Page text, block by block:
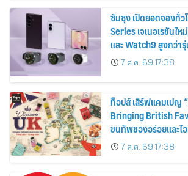
ซัมซุง เปิดยอดจองทั่ว
Series เจเนอเรชันใ
และ Watch9 สูงกว่า
30%7 ส.ค. 69 17:38
ท็อปส์ เสิร์ฟแคมเปญ
Bringing British
ขนทัพของอร่อยและไ
อาณาจักร ส่งตรงถึงมื
สิงหาคมนี้
7 ส.ค. 69 17:38